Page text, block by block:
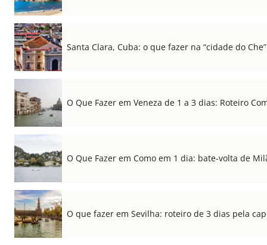
Santa Clara, Cuba: o que fazer na “cidade do Che”
O Que Fazer em Veneza de 1 a 3 dias: Roteiro
O Que Fazer em Como em 1 dia: bate-volta de
O que fazer em Sevilha: roteiro de 3 dias pela